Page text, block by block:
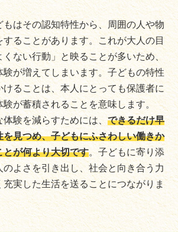
はその認知特性から、周囲の人や物
ることがあります。これが大人の目
ない行動」と映ることが多いため、
が増えてしまいます。子どもの特性
けることは、本人にとっても保護者に
験が蓄積されることを意味します。
験を減らすためには、 できるだけ早
見つめ、子どもにふさわしい働きか
が何より大切です。子どもに寄り添
のよさを引き出し、社会と向き合う力
実した生活を送ることにつながりま